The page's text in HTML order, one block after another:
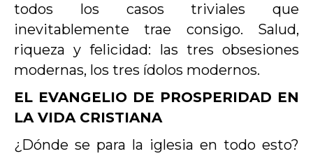
todos los casos triviales que
inevitablemente trae consigo. Salud,
riqueza y felicidad: las tres obsesiones
modernas, los tres ídolos modernos.
EL EVANGELIO DE PROSPERIDAD EN
LA VIDA CRISTIANA
¿Dónde se para la iglesia en todo esto?